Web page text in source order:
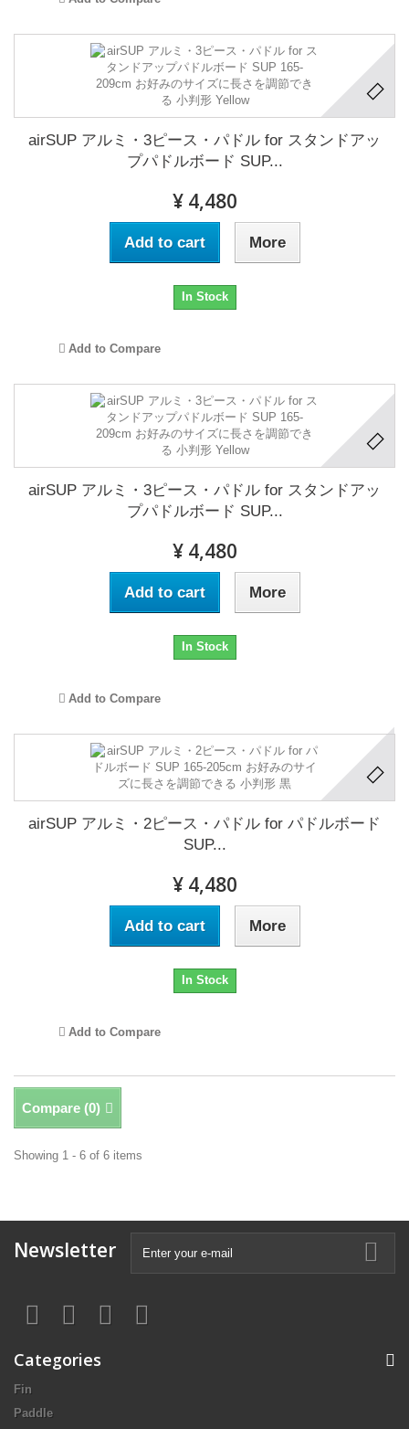
airSUP アルミ・3ピース・パドル for スタンドアッ
プパドルボード SUP...
¥ 4,480
Add to cart More
In Stock
Add to Compare
airSUP アルミ・3ピース・パドル for スタンドアッ
プパドルボード SUP...
¥ 4,480
Add to cart More
In Stock
Add to Compare
airSUP アルミ・2ピース・パドル for パドルボード
SUP...
¥ 4,480
Add to cart More
In Stock
Add to Compare
Compare (0)
Showing 1 - 6 of 6 items
Newsletter
Categories
Fin
Paddle